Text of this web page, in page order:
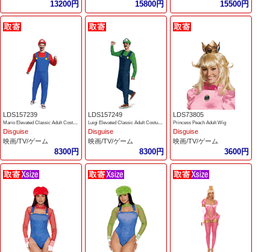
13200円 15800円 15500円
LDS157239
Mario Elevated Classic Adult Costume
Disguise
映画/TV/ゲーム
8300円
LDS157249
Luigi Elevated Classic Adult Costume
Disguise
映画/TV/ゲーム
8300円
LDS73805
Princess Peach Adult Wig
Disguise
映画/TV/ゲーム
3600円